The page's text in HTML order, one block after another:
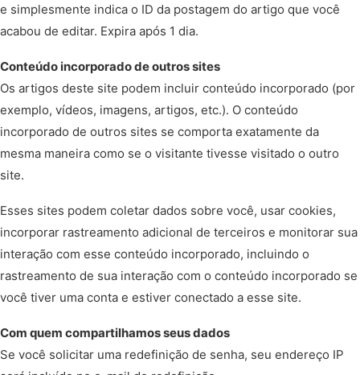
e simplesmente indica o ID da postagem do artigo que você
acabou de editar. Expira após 1 dia.
Conteúdo incorporado de outros sites
Os artigos deste site podem incluir conteúdo incorporado (por
exemplo, vídeos, imagens, artigos, etc.). O conteúdo
incorporado de outros sites se comporta exatamente da
mesma maneira como se o visitante tivesse visitado o outro
site.
Esses sites podem coletar dados sobre você, usar cookies,
incorporar rastreamento adicional de terceiros e monitorar sua
interação com esse conteúdo incorporado, incluindo o
rastreamento de sua interação com o conteúdo incorporado se
você tiver uma conta e estiver conectado a esse site.
Com quem compartilhamos seus dados
Se você solicitar uma redefinição de senha, seu endereço IP